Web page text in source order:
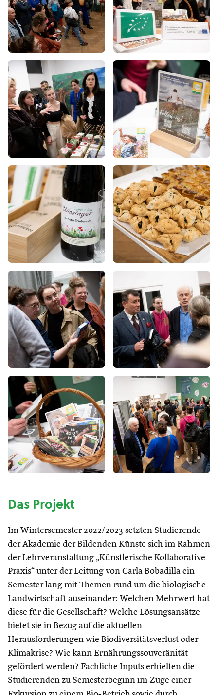
Das Projekt
Im Wintersemester 2022/2023 setzten Studierende
der Akademie der Bildenden Künste sich im Rahmen
der Lehrveranstaltung „Künstlerische Kollaborative
Praxis“ unter der Leitung von Carla Bobadilla ein
Semester lang mit Themen rund um die biologische
Landwirtschaft auseinander: Welchen Mehrwert hat
diese für die Gesellschaft? Welche Lösungsansätze
bietet sie in Bezug auf die aktuellen
Herausforderungen wie Biodiversitätsverlust oder
Klimakrise? Wie kann Ernährungssouveränität
gefördert werden? Fachliche Inputs erhielten die
Studierenden zu Semesterbeginn im Zuge einer